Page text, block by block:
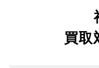
買取